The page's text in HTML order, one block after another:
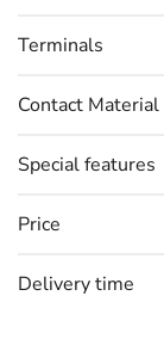
Terminals
Contact Material
Special features
Price
Delivery time